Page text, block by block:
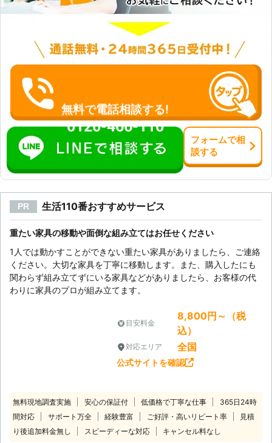
無料で電話相談する!
0120-466-110
フォームで相
談する
PR 生活110番おすすめサービス
重たい家具の移動や面倒な組み立てはお任せください
1人では動かすことができない重たい家具がありましたら、ご連絡
ください。大切な家具を丁寧に移動します。また、購入したにも
関わらず組み立てずにいる家具などがありましたら、お客様の代
わりに家具のプロが組み立てます。
目安料金
8,800円～（税
込）
対応エリア 全国
公式サイトを確認
無料現地調査実施 安心の保証付 低価格で丁寧な仕事
365日24時
間対応
サポート万全 経験豊富 ご好評・高いリピート率
見積
り後追加料金無し
スピーディーな対応 キャンセル料なし